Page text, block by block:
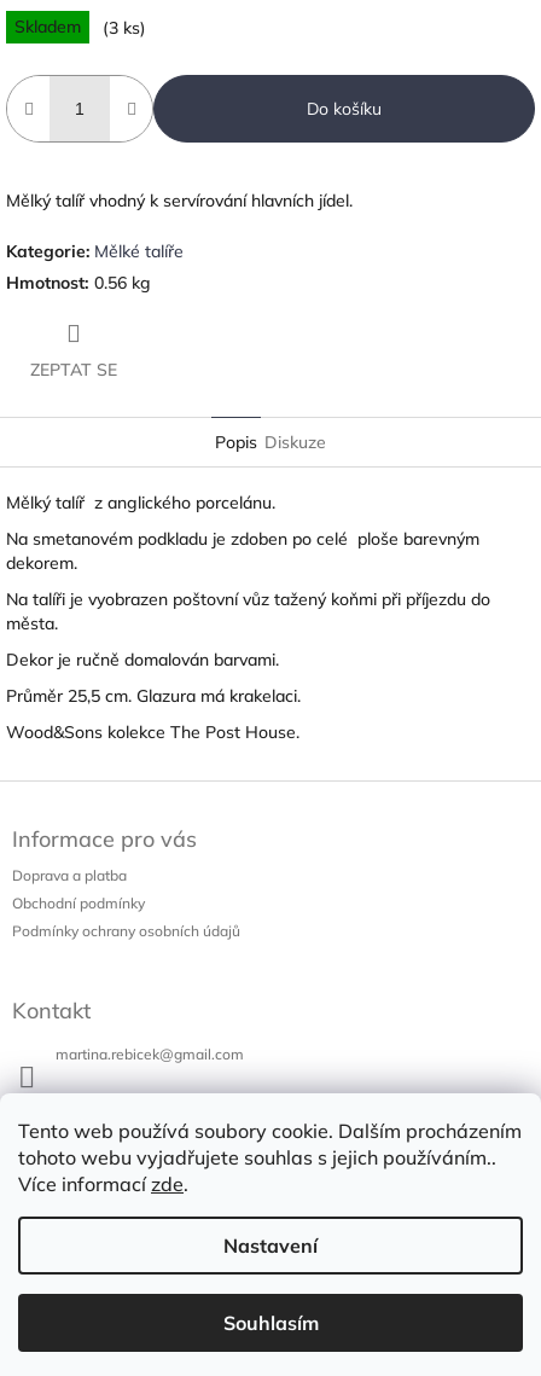
Tento web používá soubory cookie. Dalším procházením
tohoto webu vyjadřujete souhlas s jejich používáním..
Více informacízde.
Nastavení
Souhlasím
Měrná
cena:
Skladem (3 ks)
Do košíku
Mělký talíř vhodný k servírování hlavních jídel.
Kategorie: Mělké talíře
Hmotnost: 0.56 kg
ZEPTAT SE
Popis Diskuze
Mělký talíř z anglického porcelánu.
Na smetanovém podkladu je zdoben po celé ploše barevným
dekorem.
Na talíři je vyobrazen poštovní vůz tažený koňmi při příjezdu do
města.
Dekor je ručně domalován barvami.
Průměr 25,5 cm. Glazura má krakelaci.
Wood&Sons kolekce The Post House.
Informace pro vás
Doprava a platba
Obchodní podmínky
Podmínky ochrany osobních údajů
Kontakt
martina.rebicek@gmail.com
Bazar v Poli
bazarvpoli
Copyright 2026Bazar v Poli
Upravit nastavení cookies